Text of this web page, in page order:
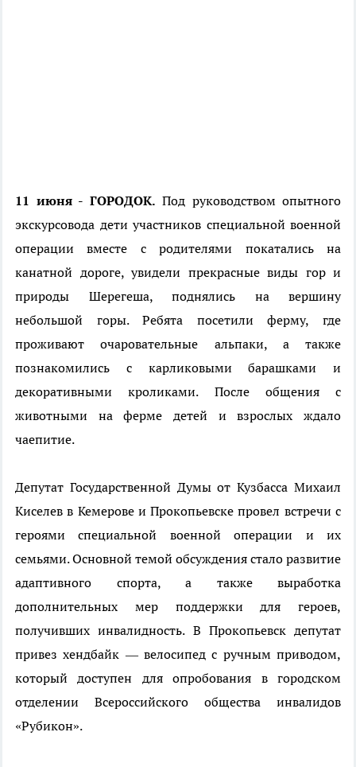
11 июня - ГОРОДОК. Под руководством опытного
экскурсовода дети участников специальной военной
операции вместе с родителями покатались на
канатной дороге, увидели прекрасные виды гор и
природы Шерегеша, поднялись на вершину
небольшой горы. Ребята посетили ферму, где
проживают очаровательные альпаки, а также
познакомились с карликовыми барашками и
декоративными кроликами. После общения с
животными на ферме детей и взрослых ждало
чаепитие.
Депутат Государственной Думы от Кузбасса Михаил
Киселев в Кемерове и Прокопьевске провел встречи с
героями специальной военной операции и их
семьями. Основной темой обсуждения стало развитие
адаптивного спорта, а также выработка
дополнительных мер поддержки для героев,
получивших инвалидность. В Прокопьевск депутат
привез хендбайк — велосипед с ручным приводом,
который доступен для опробования в городском
отделении Всероссийского общества инвалидов
«Рубикон».